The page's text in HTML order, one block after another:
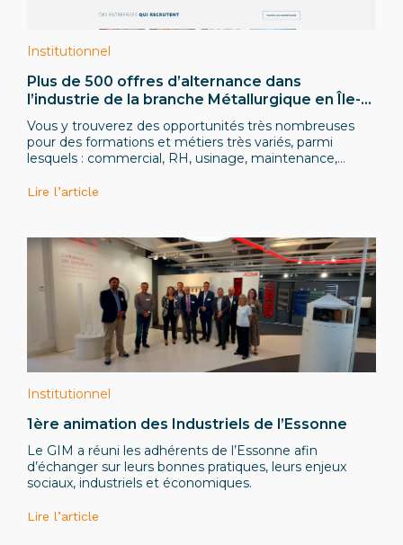
Institutionnel
Plus de 500 offres d’alternance dans
l’industrie de la branche Métallurgique en Île-
de-France sur le site L’Industrie Recrute !
Vous y trouverez des opportunités très nombreuses
pour des formations et métiers très variés, parmi
lesquels : commercial, RH, usinage, maintenance,
projets, etc.
Lire l’article
Institutionnel
1ère animation des Industriels de l’Essonne
Le GIM a réuni les adhérents de l’Essonne afin
d’échanger sur leurs bonnes pratiques, leurs enjeux
sociaux, industriels et économiques.
Lire l’article